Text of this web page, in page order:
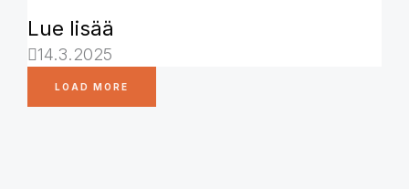
Lue lisää
14.3.2025
LOAD MORE